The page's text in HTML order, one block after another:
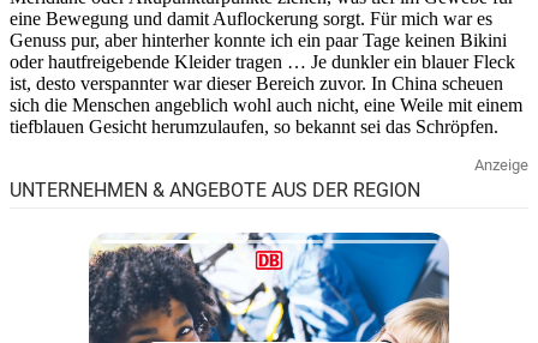
eine Bewegung und damit Auflockerung sorgt. Für mich war es
Genuss pur, aber hinterher konnte ich ein paar Tage keinen Bikini
oder hautfreigebende Kleider tragen … Je dunkler ein blauer Fleck
ist, desto verspannter war dieser Bereich zuvor. In China scheuen
sich die Menschen angeblich wohl auch nicht, eine Weile mit einem
tiefblauen Gesicht herumzulaufen, so bekannt sei das Schröpfen.